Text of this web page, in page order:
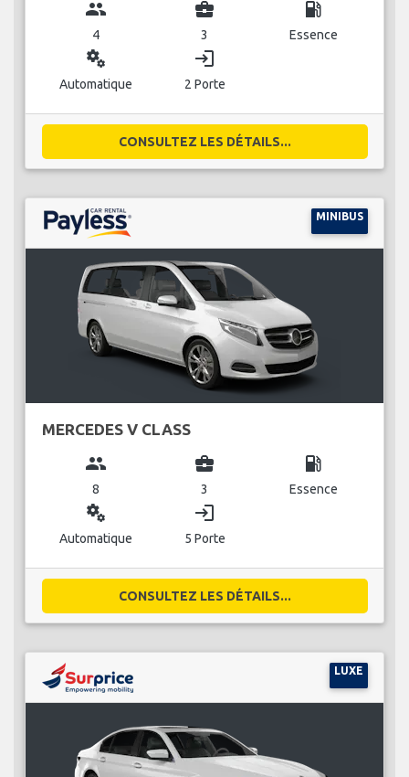
group
4
business_center
3
local_gas_station
Essence
miscellaneous_services
Automatique
login
2 Porte
CONSULTEZ LES DÉTAILS...
MINIBUS
MERCEDES V CLASS
group
8
business_center
3
local_gas_station
Essence
miscellaneous_services
Automatique
login
5 Porte
CONSULTEZ LES DÉTAILS...
LUXE